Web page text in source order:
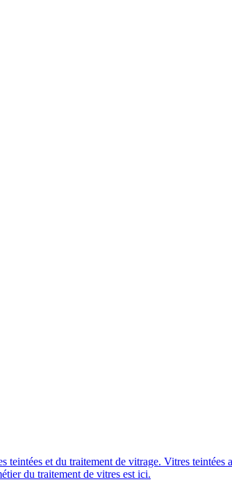
et du traitement de vitrage. Vitres
du traitement de vitres est ici.